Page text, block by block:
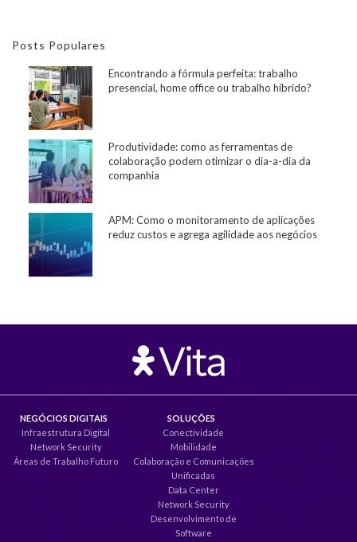
Posts Populares
Encontrando a fórmula perfeita: trabalho
presencial, home office ou trabalho híbrido?
Produtividade: como as ferramentas de
colaboração podem otimizar o dia-a-dia da
companhia
APM: Como o monitoramento de aplicações
reduz custos e agrega agilidade aos negócios
NEGÓCIOS DIGITAIS
Infraestrutura Digital
Network Security
Áreas de Trabalho Futuro
SOLUÇÕES
Conectividade
Mobilidade
Colaboração e Comunicações
Unificadas
Data Center
Network Security
Desenvolvimento de
Software